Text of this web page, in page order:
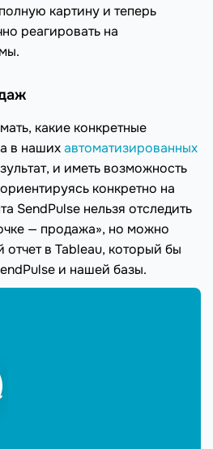
картину и теперь
реагировать на
какие конкретные
в нашихавтоматизированных
и иметь возможность
конкретно на
SendPulse нельзя отследить
— продажа», но можно
в Tableau, который бы
и нашей базы.